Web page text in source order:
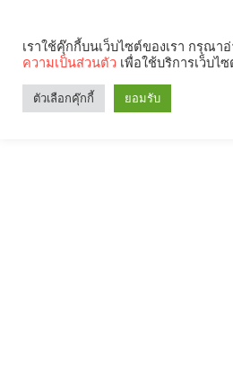
เราใช้คุ๊กกี้บนเว็บไซต์ของเรา กรุณา
ความเป็นส่วนตัว เพื่อใช้บริการเว็บไซ
ตัวเลือกคุ๊กกี้ ยอมรับ